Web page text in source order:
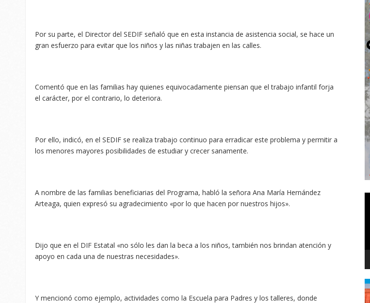
Por su parte, el Director del SEDIF señaló que en esta instancia de asistencia social, se hace un
gran esfuerzo para evitar que los niños y las niñas trabajen en las calles.
Comentó que en las familias hay quienes equivocadamente piensan que el trabajo infantil forja
el carácter, por el contrario, lo deteriora.
Por ello, indicó, en el SEDIF se realiza trabajo continuo para erradicar este problema y permitir a
los menores mayores posibilidades de estudiar y crecer sanamente.
A nombre de las familias beneficiarias del Programa, habló la señora Ana María Hernández
Arteaga, quien expresó su agradecimiento «por lo que hacen por nuestros hijos».
Dijo que en el DIF Estatal «no sólo les dan la beca a los niños, también nos brindan atención y
apoyo en cada una de nuestras necesidades».
Y mencionó como ejemplo, actividades como la Escuela para Padres y los talleres, donde